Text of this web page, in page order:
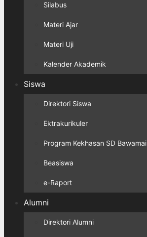
Silabus
Materi Ajar
Materi Uji
Kalender Akademik
Siswa
Direktori Siswa
Ektrakurikuler
Program Kekhasan SD Bawamai
Beasiswa
e-Raport
Alumni
Direktori Alumni